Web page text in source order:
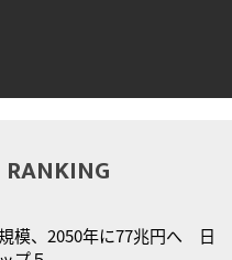
模、2050年に77兆円へ 日